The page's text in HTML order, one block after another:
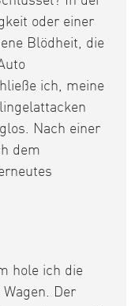
oder einer
Blödheit, die
ich, meine
Nach einer
dem
hole ich die
Der